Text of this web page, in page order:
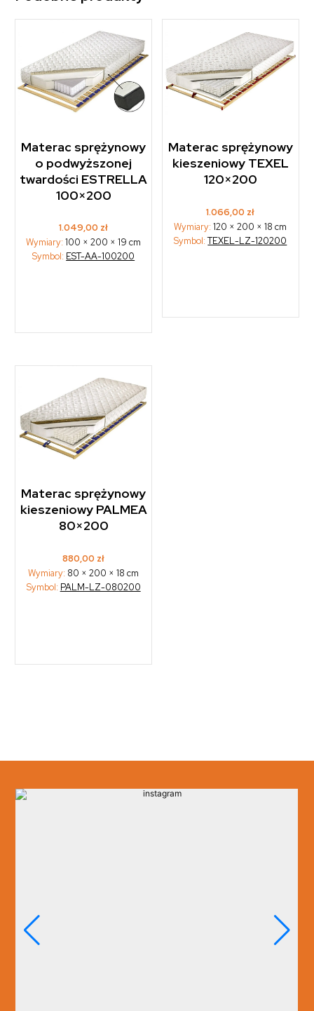
Materac sprężynowy
o podwyższonej
twardości ESTRELLA
100×200
1.049,00 zł
Wymiary:100 × 200 × 19 cm
Symbol: EST-AA-100200
Materac sprężynowy
kieszeniowy TEXEL
120×200
1.066,00 zł
Wymiary:120 × 200 × 18 cm
Symbol:TEXEL-LZ-120200
Materac sprężynowy
kieszeniowy PALMEA
80×200
880,00 zł
Wymiary: 80 × 200 × 18 cm
Symbol: PALM-LZ-080200